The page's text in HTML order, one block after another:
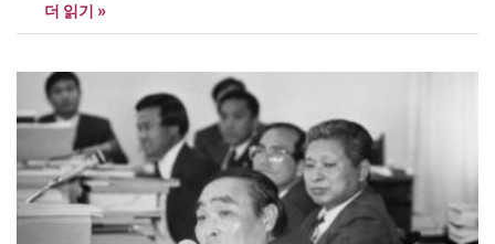
적인 개헌논의를 지양한다”며 아래와 같은 조치를 발표했다. 즉 △
개헌논의를 빙자해 실정법을 어기는 행위를 엄단하며 △이와 관련
더 읽기 »